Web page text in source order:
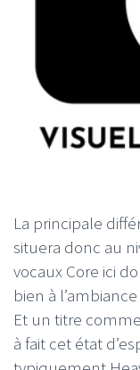
La principale
situera donc au
vocaux Core ici
bien à
Et un titre
à fait cet état